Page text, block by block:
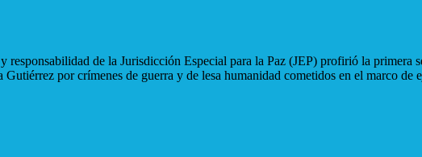
responsabilidad de la Jurisdicción Especial para la Paz (JEP) profirió la primera
por crímenes de guerra y de lesa humanidad cometidos en el marco de